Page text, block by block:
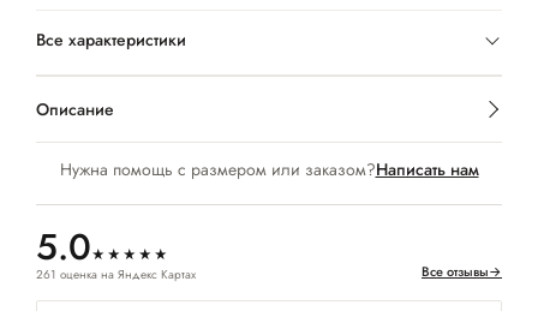
Нужна помощь с размером или заказом?Написать нам
5.0★★★★★
261 оценка на Яндекс Картах Все отзывы→
Все характеристики
Описание